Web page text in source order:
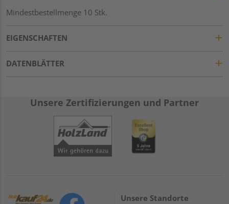
Mindestbestellmenge 10 Stk.
EIGENSCHAFTEN
DATENBLÄTTER
Unsere Zertifizierungen und Partner
Unsere Standorte